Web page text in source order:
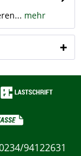
mehr
94122631